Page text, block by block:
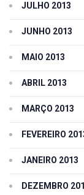
JULHO 2013
JUNHO 2013
MAIO 2013
ABRIL 2013
MARÇO 2013
FEVEREIRO
JANEIRO 2013
DEZEMBRO